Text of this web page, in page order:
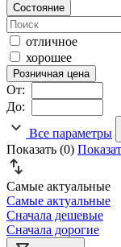
Состояние
отличное
хорошее
Розничная цена
От:
До:
Все параметры
Показать (0)
Самые актуальные
Самые актуальные
Сначала дешевые
Сначала дорогие